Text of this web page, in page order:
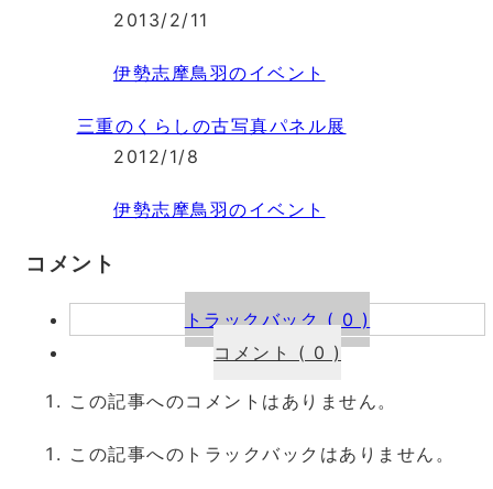
2013/2/11
伊勢志摩鳥羽のイベント
三重のくらしの古写真パネル展
2012/1/8
伊勢志摩鳥羽のイベント
コメント
トラックバック ( 0 )
コメント ( 0 )
この記事へのコメントはありません。
この記事へのトラックバックはありません。